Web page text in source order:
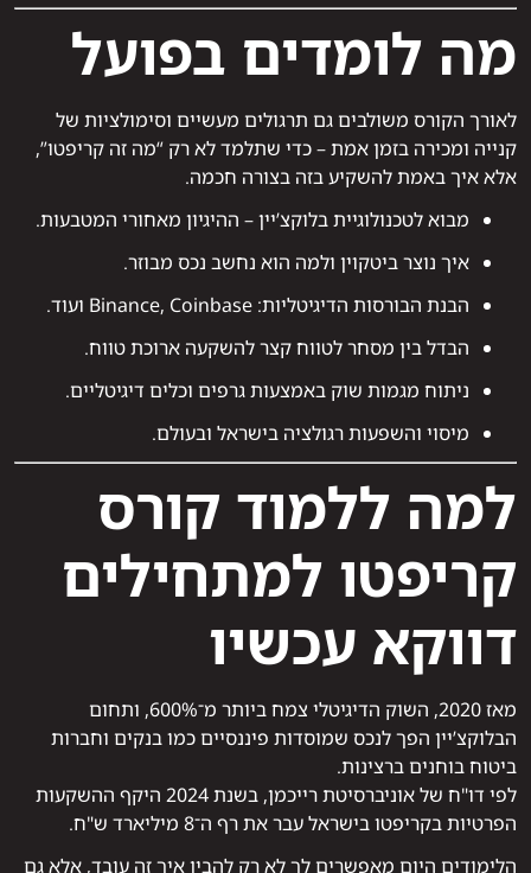
מה לומדים בפועל
לאורך הקורס משולבים גם תרגולים מעשיים וסימולציות של
קנייה ומכירה בזמן אמת – כדי שתלמד לא רק “מה זה קריפטו”,
אלא איך באמת להשקיע בזה בצורה חכמה.
מבוא לטכנולוגיית בלוקצ’יין – ההיגיון מאחורי המטבעות.
איך נוצר ביטקוין ולמה הוא נחשב נכס מבוזר.
הבנת הבורסות הדיגיטליות: Binance, Coinbase ועוד.
הבדל בין מסחר לטווח קצר להשקעה ארוכת טווח.
ניתוח מגמות שוק באמצעות גרפים וכלים דיגיטליים.
מיסוי והשפעות רגולציה בישראל ובעולם.
למה ללמוד קורס
קריפטו למתחילים
דווקא עכשיו
מאז 2020, השוק הדיגיטלי צמח ביותר מ־600%, ותחום
הבלוקצ’יין הפך לנכס שמוסדות פיננסיים כמו בנקים וחברות
ביטוח בוחנים ברצינות.
לפי דו"ח של אוניברסיטת רייכמן, בשנת 2024 היקף ההשקעות
הפרטיות בקריפטו בישראל עבר את רף ה־8 מיליארד ש"ח.
הלימודים היום מאפשרים לך לא רק להבין איך זה עובד, אלא גם